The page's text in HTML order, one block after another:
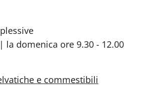
la domenica ore 9.30 - 12.00
e commestibili